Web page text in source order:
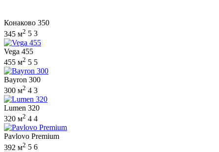
Конаково 350
345 м2 5 3
Vega 455
455 м2 5 5
Bayron 300
300 м2 4 3
Lumen 320
320 м2 4 4
Pavlovo Premium
392 м2 5 6